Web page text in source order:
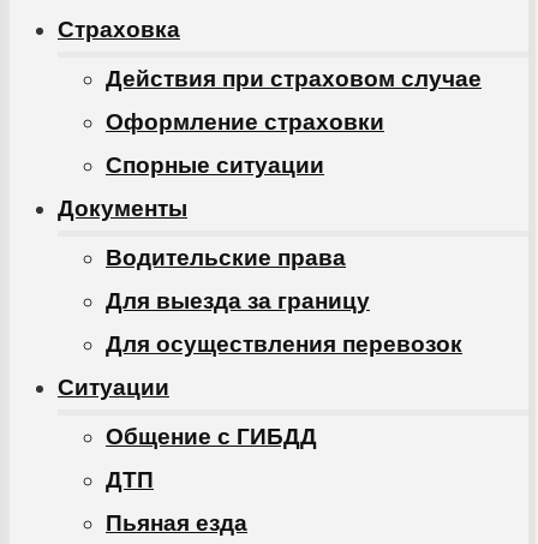
Cтраховка
Действия при страховом случае
Оформление страховки
Спорные ситуации
Документы
Водительские права
Для выезда за границу
Для осуществления перевозок
Ситуации
Общение с ГИБДД
ДТП
Пьяная езда